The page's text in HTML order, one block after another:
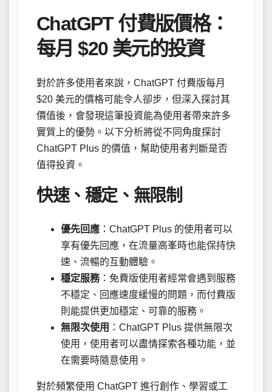
ChatGPT 付費版價格：
每月 $20 美元的投資
對於許多使用者來說，ChatGPT 付費版每月
$20 美元的價格可能令人卻步，但深入探討其
價值後，會發現這筆投資能為使用者帶來許多
實質上的優勢。以下分析將從不同角度探討
ChatGPT Plus 的價值，幫助使用者判斷是否
值得投資。
快速、穩定、無限制
優先回應 ：ChatGPT Plus 的使用者可以
享有優先回應，在流量高峯時也能保持快
速、流暢的互動體驗。
穩定服務：免費版使用者經常會遇到服務
不穩定、回應速度緩慢的問題，而付費版
則能提供更加穩定、可靠的服務。
無限次使用 ：ChatGPT Plus 提供無限次
使用，使用者可以盡情探索各種功能，並
在需要時隨意使用。
對於頻繁使用 ChatGPT 進行創作、學習或工